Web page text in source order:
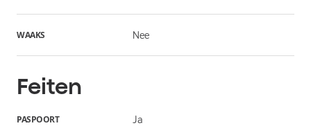
WAAKS Nee
Feiten
PASPOORT Ja